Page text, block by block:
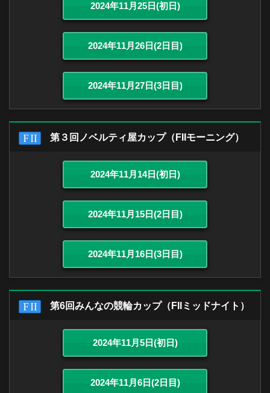
2024年11月25日(初日)
2024年11月26日(2日目)
2024年11月27日(3日目)
第３回ノベルティ屋カップ（FIIモーニング）
2024年11月14日(初日)
2024年11月15日(2日目)
2024年11月16日(3日目)
第6回みんなの競輪カップ（FIIミッドナイト）
2024年11月5日(初日)
2024年11月6日(2日目)